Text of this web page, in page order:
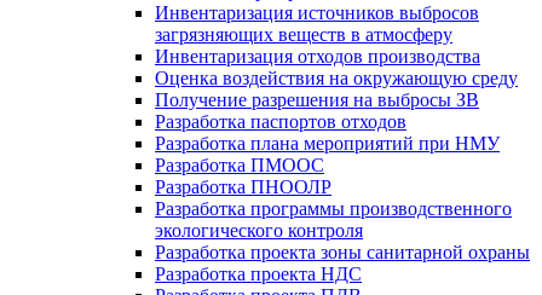
Инвентаризация источников выбросов
загрязняющих веществ в атмосферу
Инвентаризация отходов производства
Оценка воздействия на окружающую среду
Получение разрешения на выбросы ЗВ
Разработка паспортов отходов
Разработка плана мероприятий при НМУ
Разработка ПМООС
Разработка ПНООЛР
Разработка программы производственного
экологического контроля
Разработка проекта зоны санитарной охраны
Разработка проекта НДС